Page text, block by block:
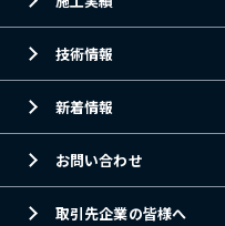
技術情報
新着情報
お問い合わせ
取引先企業の皆様へ